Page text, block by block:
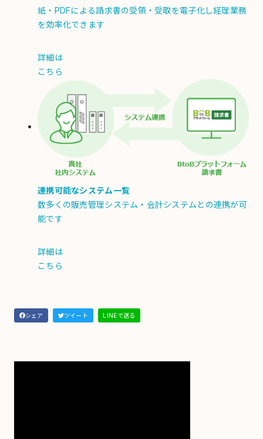
紙・PDFによる請求書の受領・受取を電子化し経理業務
を効率化できます
詳細は
こちら
連携可能なシステム一覧
数多くの販売管理システム・会計システムとの連携が可
能です
詳細は
こちら
シェア ツイート LINEで送る